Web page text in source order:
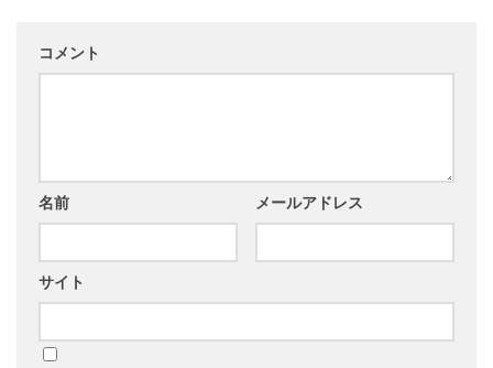
コメント
名前 メールアドレス
サイト